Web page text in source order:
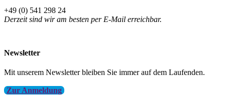
+49 (0) 541 298 24
Derzeit sind wir am besten per E-Mail erreichbar.
Newsletter
Mit unserem Newsletter bleiben Sie immer auf dem Laufenden.
Zur Anmeldung